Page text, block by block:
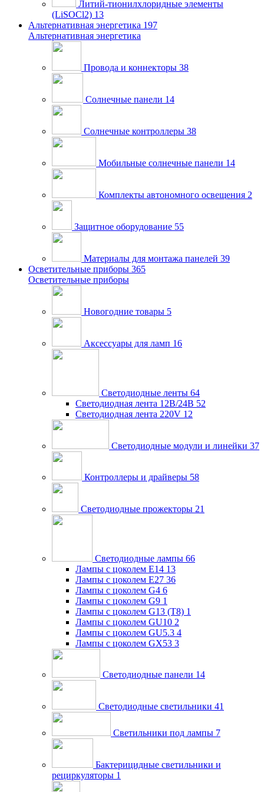
Литий-тионилхлоридные элементы
(LiSOCl2) 13
Альтернативная энергетика 197
Альтернативная энергетика
Провода и коннекторы 38
Солнечные панели 14
Солнечные контроллеры 38
Мобильные солнечные панели 14
Комплекты автономного освещения 2
Защитное оборудование 55
Материалы для монтажа панелей 39
Осветительные приборы 365
Осветительные приборы
Новогодние товары 5
Аксессуары для ламп 16
Светодиодные ленты 64
Светодиодная лента 12В/24В 52
Светодиодная лента 220V 12
Светодиодные модули и линейки 37
Контроллеры и драйверы 58
Светодиодные прожекторы 21
Светодиодные лампы 66
Лампы с цоколем E14 13
Лампы с цоколем E27 36
Лампы с цоколем G4 6
Лампы с цоколем G9 1
Лампы с цоколем G13 (Т8) 1
Лампы с цоколем GU10 2
Лампы с цоколем GU5.3 4
Лампы с цоколем GX53 3
Светодиодные панели 14
Светодиодные светильники 41
Светильники под лампы 7
Бактерицидные светильники и
рециркуляторы 1